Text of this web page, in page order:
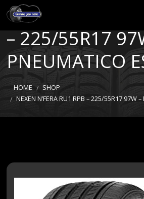
HOME
TIPI DI GOMME
MISURE GOMME
NEXEN N’FERA
– 225/55R17
PNEUMATICO
HOME
SHOP
NEXEN N’FERA RU1 RPB – 225/55R17 97W